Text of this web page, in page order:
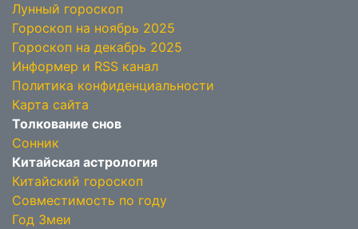
Лунный гороскоп
Гороскоп на ноябрь 2025
Гороскоп на декабрь 2025
Информер и RSS канал
Политика конфиденциальности
Карта сайта
Толкование снов
Сонник
Китайская астрология
Китайский гороскоп
Совместимость по году
Год Змеи